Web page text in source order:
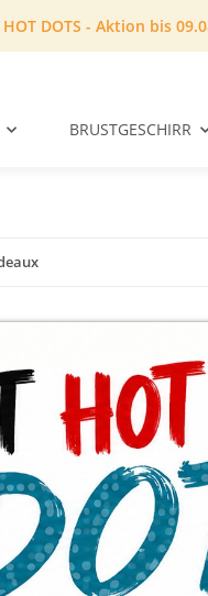
HOT DOTS - Aktion bis
BRUSTGESCHIRR